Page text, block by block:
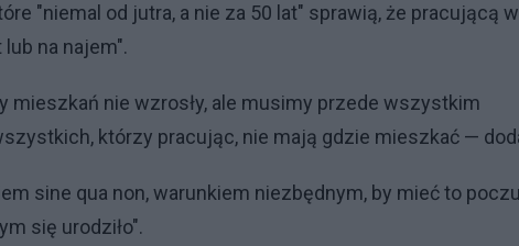
"niemal od jutra, a nie za 50 lat" sprawią, że pracującą w
na najem".
nie wzrosły, ale musimy przede wszystkim
którzy pracując, nie mają gdzie mieszkać —
sine qua non, warunkiem niezbędnym, by mieć to
się urodziło".